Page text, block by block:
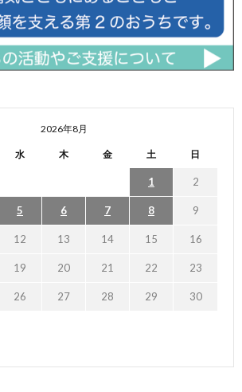
2026年8月
水 木 金 土 日
1 2
5 6 7 8 9
12 13 14 15 16
19 20 21 22 23
26 27 28 29 30